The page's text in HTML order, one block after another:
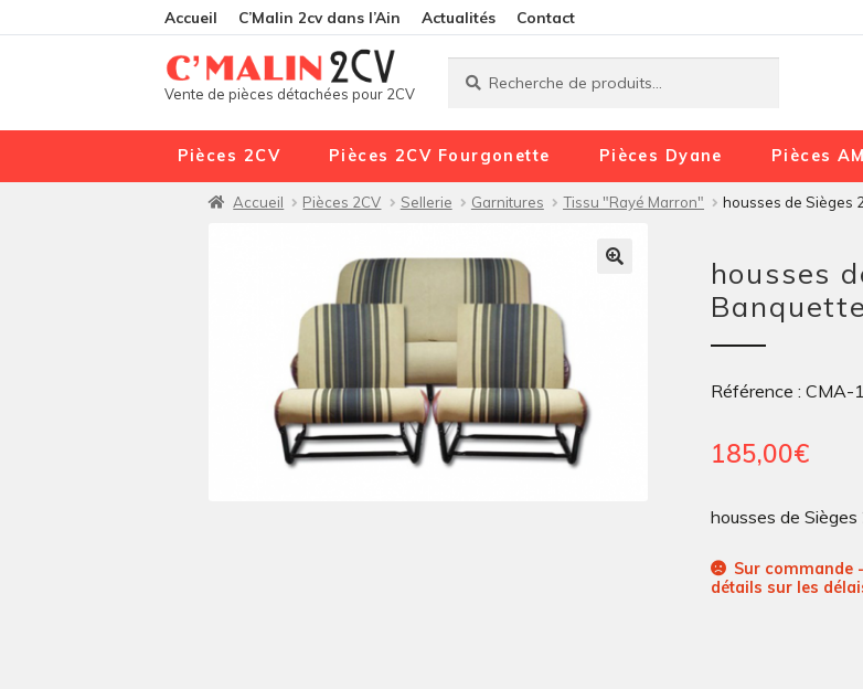
Accueil C’Malin 2cv dans l’Ain Actualités Contact
Vente de pièces détachées pour 2CV
Recherche
Recherche
Pièces 2CV Pièces 2CV Fourgonette Pièces Dyane Pièces
Accueil Pièces 2CV Sellerie Garnitures Tissu "Rayé Marron" housses de Sièges
housses
Référence : CMA-
185,00€
housses de
Sur commande
détails sur les